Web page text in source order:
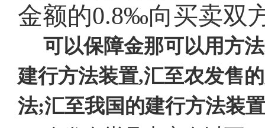
金额的0.8‰向买卖双
可以保障金那可以用方
建行方法装置,汇至农发售
法;汇至我国的建行方法装